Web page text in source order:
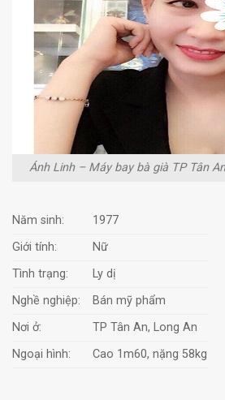
Ánh Linh – Máy bay bà già TP Tân
Năm sinh:
1977
Giới tính:
Nữ
Tình trạng:
Ly dị
Nghề nghiệp:
Bán mỹ phẩm
Nơi ở:
TP Tân An, Long An
Ngoại hình:
Cao 1m60, nặng 58kg